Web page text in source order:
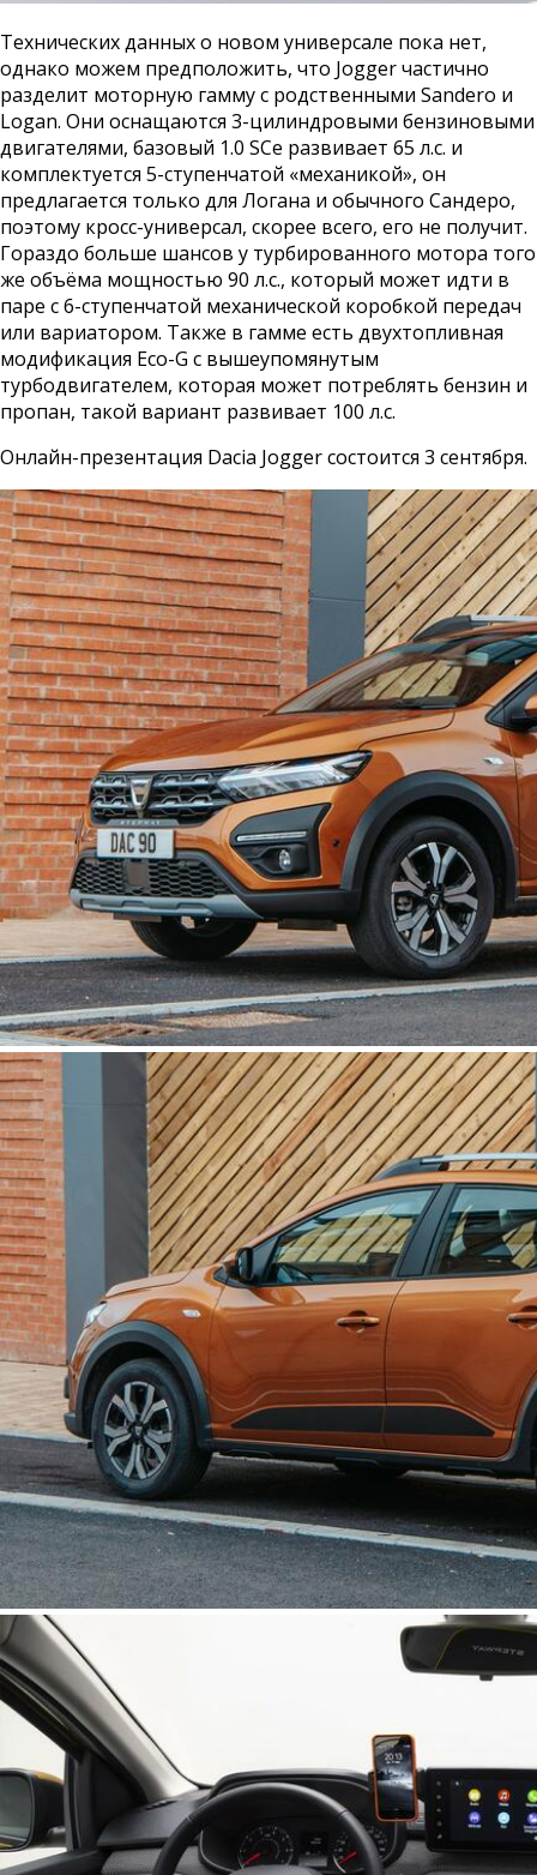
Технических данных о новом универсале пока нет,
однако можем предположить, что Jogger частично
разделит моторную гамму с родственными Sandero и
Logan. Они оснащаются 3-цилиндровыми бензиновыми
двигателями, базовый 1.0 SCe развивает 65 л.с. и
комплектуется 5-ступенчатой «механикой», он
предлагается только для Логана и обычного Сандеро,
поэтому кросс-универсал, скорее всего, его не получит.
Гораздо больше шансов у турбированного мотора того
же объёма мощностью 90 л.с., который может идти в
паре с 6-ступенчатой механической коробкой передач
или вариатором. Также в гамме есть двухтопливная
модификация Eco-G с вышеупомянутым
турбодвигателем, которая может потреблять бензин и
пропан, такой вариант развивает 100 л.с.
Онлайн-презентация Dacia Jogger состоится 3 сентября.